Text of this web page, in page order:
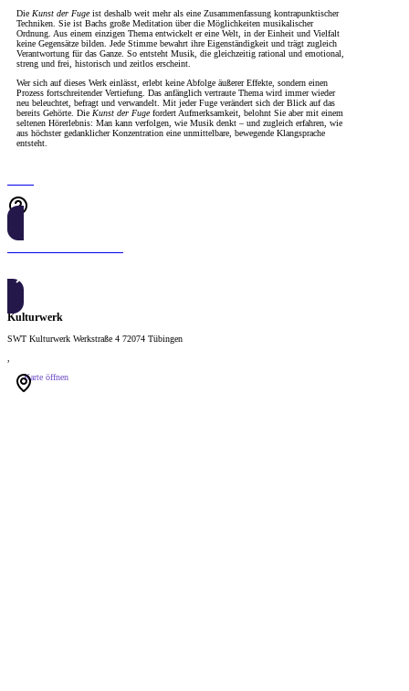
Die Kunst der Fugeist deshalb weit mehr als eine Zusammenfassung kontrapunktischer
Techniken. Sie ist Bachs große Meditation über die Möglichkeiten musikalischer
Ordnung. Aus einem einzigen Thema entwickelt er eine Welt, in der Einheit und Vielfalt
keine Gegensätze bilden. Jede Stimme bewahrt ihre Eigenständigkeit und trägt zugleich
Verantwortung für das Ganze. So entsteht Musik, die gleichzeitig rational und emotional,
streng und frei, historisch und zeitlos erscheint.
Wer sich auf dieses Werk einlässt, erlebt keine Abfolge äußerer Effekte, sondern einen
Prozess fortschreitender Vertiefung. Das anfänglich vertraute Thema wird immer wieder
neu beleuchtet, befragt und verwandelt. Mit jeder Fuge verändert sich der Blick auf das
bereits Gehörte. Die Kunst der Fugefordert Aufmerksamkeit, belohnt Sie aber mit einem
seltenen Hörerlebnis: Man kann verfolgen, wie Musik denkt – und zugleich erfahren, wie
aus höchster gedanklicher Konzentration eine unmittelbare, bewegende Klangsprache
entsteht.
Kulturwerk
SWT Kulturwerk Werkstraße 4 72074 Tübingen
,
Karte öffnen